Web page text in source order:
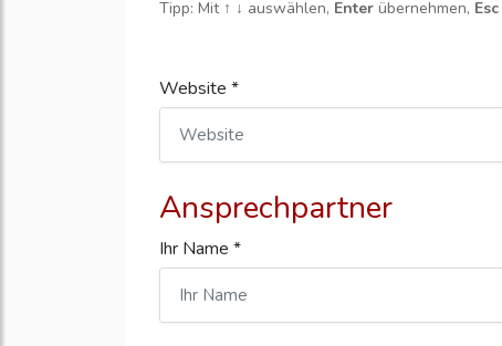
Tipp: Mit ↑ ↓ auswählen, Enter übernehmen, Esc
Website *
Ansprechpartner
Ihr Name *